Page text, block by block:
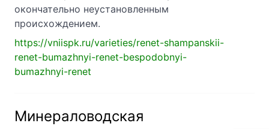
окончательно неустановленным
происхождением.
https://vniispk.ru/varieties/renet-shampanskii-
renet-bumazhnyi-renet-bespodobnyi-
bumazhnyi-renet
Минераловодская